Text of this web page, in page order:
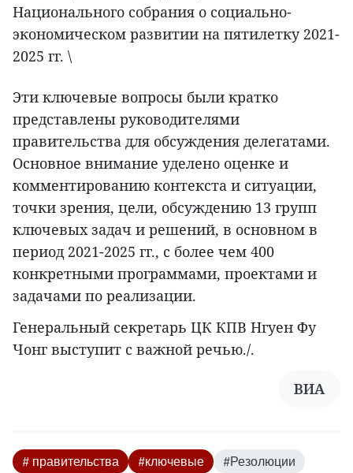
Национального собрания о социально-
экономическом развитии на пятилетку 2021-
2025 гг. \
Эти ключевые вопросы были кратко
представлены руководителями
правительства для обсуждения делегатами.
Основное внимание уделено оценке и
комментированию контекста и ситуации,
точки зрения, цели, обсуждению 13 групп
ключевых задач и решений, в основном в
период 2021-2025 гг., с более чем 400
конкретными программами, проектами и
задачами по реализации.
Генеральный секретарь ЦК КПВ Нгуен Фу
Чонг выступит с важной речью./.
ВИА
# правительства #ключевые
#Резолюции